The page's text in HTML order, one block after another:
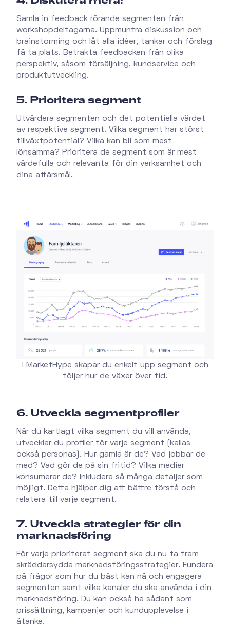
Samla in feedback rörande segmenten från
workshopdeltagarna. Uppmuntra diskussion och
brainstorming och låt alla idéer, tankar och förslag
få ta plats. Betrakta feedbacken från olika
perspektiv, såsom försäljning, kundservice och
produktutveckling.
5. Prioritera segment
Utvärdera segmenten och det potentiella värdet
av respektive segment. Vilka segment har störst
tillväxtpotential? Vilka kan bli som mest
lönsamma? Prioritera de segment som är mest
värdefulla och relevanta för din verksamhet och
dina affärsmål.
I MarketHype skapar du enkelt upp segment och
följer hur de växer över tid.
6. Utveckla segmentprofiler
När du kartlagt vilka segment du vill använda,
utvecklar du profiler för varje segment (kallas
också personas). Hur gamla är de? Vad jobbar de
med? Vad gör de på sin fritid? Vilka medier
konsumerar de? Inkludera så många detaljer som
möjligt. Detta hjälper dig att bättre förstå och
relatera till varje segment.
7. Utveckla strategier för din
marknadsföring
För varje prioriterat segment ska du nu ta fram
skräddarsydda marknadsföringsstrategier. Fundera
på frågor som hur du bäst kan nå och engagera
segmenten samt vilka kanaler du ska använda i din
marknadsföring. Du kan också ha sådant som
prissättning, kampanjer och kundupplevelse i
åtanke.